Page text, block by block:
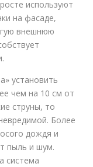
используют
на фасаде,
внешнюю
установить
чем на 10 см от
струны, то
Более
дождя и
пыль и шум.
система